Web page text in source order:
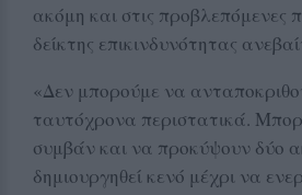
ακόμη και στις προβλεπόμενες
δείκτης επικινδυνότητας
«Δεν μπορούμε να
ταυτόχρονα περιστατικά.
συμβάν και να προκύψουν δύο
δημιουργηθεί κενό μέχρι να